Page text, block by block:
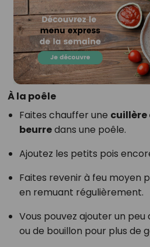
À la poêle
Faites chauffer une cuillère
beurredans une poêle.
Ajoutez les petits pois
Faites revenir à feu moyen
en remuant régulièrement.
Vous pouvez ajouter un peu
ou de bouillon pour plus de